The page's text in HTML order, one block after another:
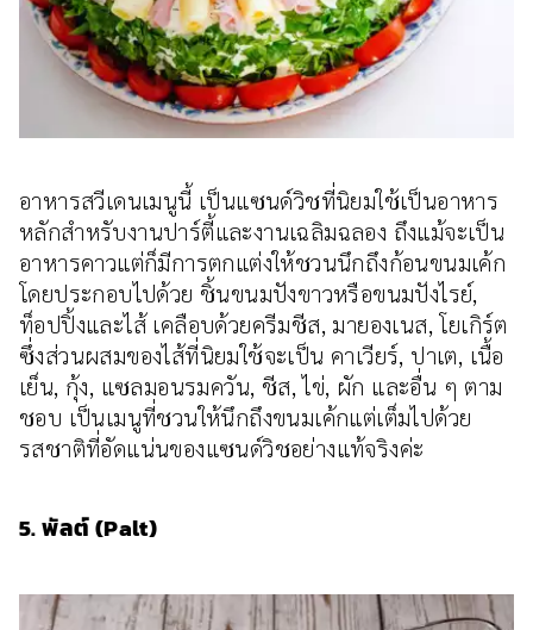
อาหารสวีเดนเมนูนี้ เป็นแซนด์วิชที่นิยมใช้เป็นอาหาร
หลักสำหรับงานปาร์ตี้และงานเฉลิมฉลอง ถึงแม้จะเป็น
อาหารคาวแต่ก็มีการตกแต่งให้ชวนนึกถึงก้อนขนมเค้ก
โดยประกอบไปด้วย ชิ้นขนมปังขาวหรือขนมปังไรย์,
ท็อปปิ้งและไส้ เคลือบด้วยครีมชีส, มายองเนส, โยเกิร์ต
ซึ่งส่วนผสมของไส้ที่นิยมใช้จะเป็น คาเวียร์, ปาเต, เนื้อ
เย็น, กุ้ง, แซลมอนรมควัน, ชีส, ไข่, ผัก และอื่น ๆ ตาม
ชอบ เป็นเมนูที่ชวนให้นึกถึงขนมเค้กแต่เต็มไปด้วย
รสชาติที่อัดแน่นของแซนด์วิชอย่างแท้จริงค่ะ
5. พัลต์ (Palt)